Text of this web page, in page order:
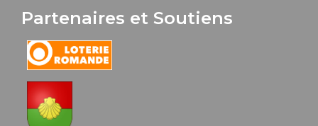
Partenaires et Soutiens